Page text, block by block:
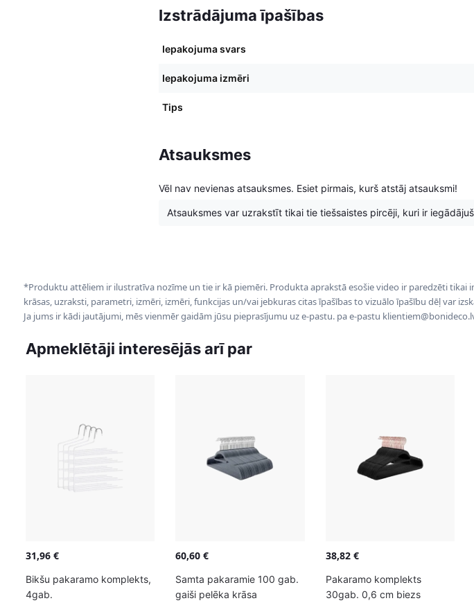
Izstrādājuma īpašības
Iepakojuma svars
Iepakojuma izmēri
Tips
Atsauksmes
Vēl nav nevienas atsauksmes. Esiet pirmais, kurš atstāj atsauksmi!
Atsauksmes var uzrakstīt tikai tie tiešsaistes pircēji, kuri ir
*Produktu attēliem ir ilustratīva nozīme un tie ir kā piemēri. Produkta aprakstā esošie video ir paredzēti
krāsas, uzraksti, parametri, izmēri, izmēri, funkcijas un/vai jebkuras citas īpašības to vizuālo īpašību dēļ var
Ja jums ir kādi jautājumi, mēs vienmēr gaidām jūsu pieprasījumu uz e-pastu. pa e-pastu
Apmeklētāji interesējās arī par
31,96 €
Bikšu pakaramo komplekts,
4gab.
60,60€
Samta pakaramie 100 gab.
gaiši pelēka krāsa
38,82 €
Pakaramo komplekts
30gab. 0,6 cm biezs